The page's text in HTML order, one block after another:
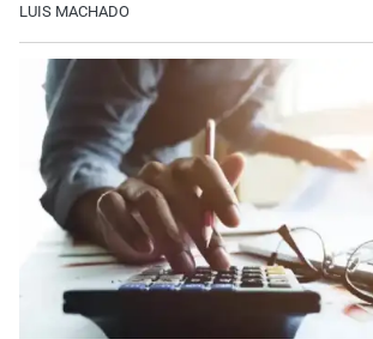
LUIS MACHADO